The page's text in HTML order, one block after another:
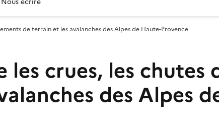
de terrain et les avalanches des Alpes de Haute-Provence
crues, les chutes
des Alpes